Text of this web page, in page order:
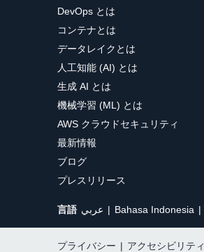
DevOps とは
コンテナとは
データレイクとは
人工知能 (AI) とは
生成 AI とは
機械学習 (ML) とは
AWS クラウドセキュリティ
最新情報
ブログ
プレスリリース
言語 عربي Bahasa Indonesia
プライバシー | アクセシビリティ